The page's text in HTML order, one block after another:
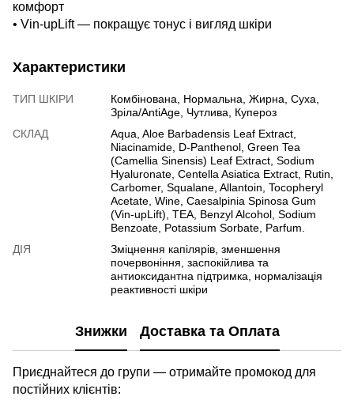
комфорт
• Vin-upLift — покращує тонус і вигляд шкіри
Характеристики
ТИП ШКІРИ
Комбінована, Нормальна, Жирна, Суха,
Зріла/AntiAge, Чутлива, Купероз
СКЛАД
Aqua, Aloe Barbadensis Leaf Extract,
Niacinamide, D-Panthenol, Green Tea
(Camellia Sinensis) Leaf Extract, Sodium
Hyaluronate, Centella Asiatica Extract, Rutin,
Carbomer, Squalane, Allantoin, Tocopheryl
Acetate, Wine, Caesalpinia Spinosa Gum
(Vin-upLift), ТЕА, Benzyl Alcohol, Sodium
Benzoate, Potassium Sorbate, Parfum.
ДІЯ
Зміцнення капілярів, зменшення
почервоніння, заспокійлива та
антиоксидантна підтримка, нормалізація
реактивності шкіри
Знижки Доставка та Оплата
Приєднайтеся до групи — отримайте промокод для
постійних клієнтів: